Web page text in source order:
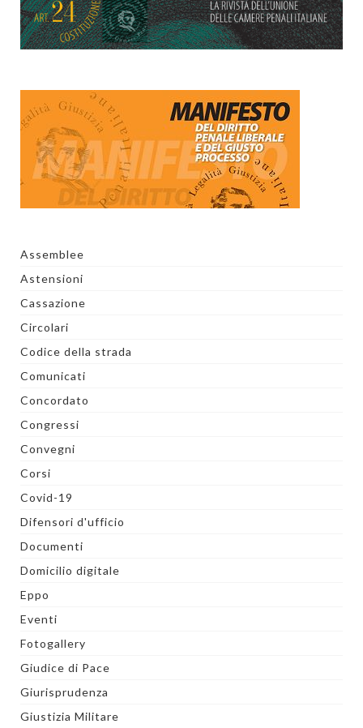
Assemblee
Astensioni
Cassazione
Circolari
Codice della strada
Comunicati
Concordato
Congressi
Convegni
Corsi
Covid-19
Difensori d'ufficio
Documenti
Domicilio digitale
Eppo
Eventi
Fotogallery
Giudice di Pace
Giurisprudenza
Giustizia Militare